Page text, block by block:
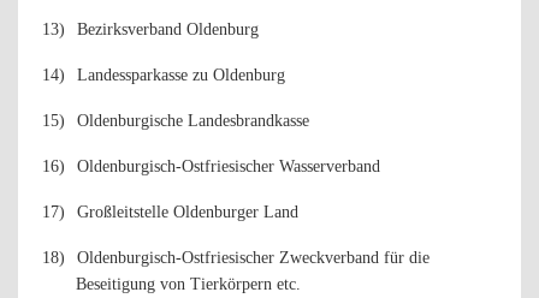
13) Bezirksverband Oldenburg
14) Landessparkasse zu Oldenburg
15) Oldenburgische Landesbrandkasse
16) Oldenburgisch-Ostfriesischer Wasserverband
17) Großleitstelle Oldenburger Land
18)
Oldenburgisch-Ostfriesischer Zweckverband für die
Beseitigung von Tierkörpern etc.